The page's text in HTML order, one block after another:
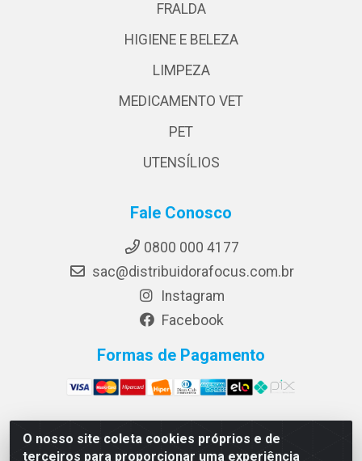
O nosso site coleta cookies próprios e de
terceiros para proporcionar uma experiência
FRALDA
HIGIENE E BELEZA
LIMPEZA
MEDICAMENTO VET
PET
UTENSÍLIOS
Fale Conosco
0800 000 4177
sac@distribuidorafocus.com.br
Instagram
Facebook
Formas de Pagamento
Focus Distribuidora LTDA - Rua Republica Eslovaca, 1121